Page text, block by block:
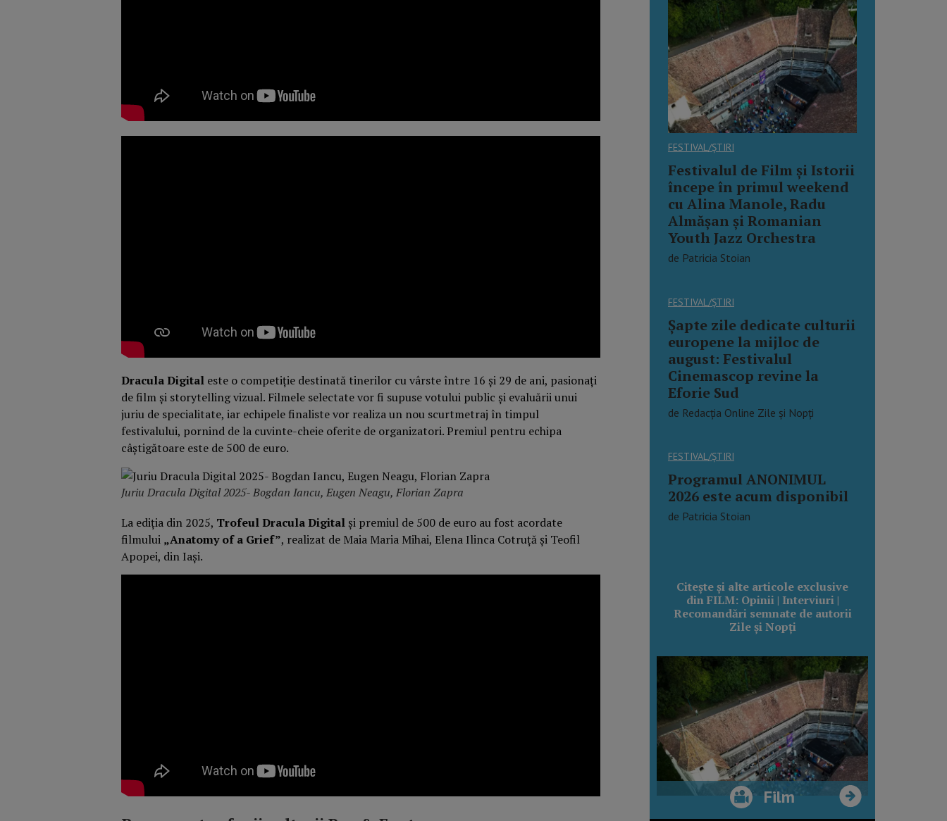
Dracula Digital este o competiție destinată tinerilor cu vârste între 16 și 29 de ani, pasionați
de film și storytelling vizual. Filmele selectate vor fi supuse votului public și evaluării unui
juriu de specialitate, iar echipele finaliste vor realiza un nou scurtmetraj în timpul
festivalului, pornind de la cuvinte-cheie oferite de organizatori. Premiul pentru echipa
câștigătoare este de 500 de euro.
Juriu Dracula Digital 2025- Bogdan Iancu, Eugen Neagu, Florian Zapra
La ediția din 2025, Trofeul Dracula Digital și premiul de 500 de euro au fost acordate
filmului „Anatomy of a Grief”, realizat de Maia Maria Mihai, Elena Ilinca Cotruță și Teofil
Apopei, din Iași.
FESTIVAL/ȘTIRI
Festivalul de Film și Istorii
începe în primul weekend
cu Alina Manole, Radu
Almășan și Romanian
Youth Jazz Orchestra
de Patricia Stoian
FESTIVAL/ȘTIRI
Șapte zile dedicate culturii
europene la mijloc de
august: Festivalul
Cinemascop revine la
Eforie Sud
de Redacția Online Zile și Nopți
FESTIVAL/ȘTIRI
Programul ANONIMUL
2026 este acum disponibil
de Patricia Stoian
Citește și alte articole exclusive
din FILM: Opinii | Interviuri |
Recomandări semnate de autorii
Zile și Nopți
Film